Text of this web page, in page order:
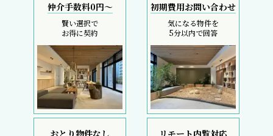
仲介手数料0円～
賢い選択で
お得に契約
初期費用お問い合わせ
気になる物件を
5分以内で回答